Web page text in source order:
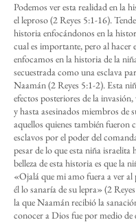
Podemos ver esta realidad en la
el leproso (2 Reyes 5:1-16).
historia enfocándonos en la
cual es importante, pero al hacer
enfocamos en la historia de la
secuestrada como una esclava
Naamán (2 Reyes 5:1-2). Esta
efectos posteriores de la
y hasta asesinados miembros de
aquellos quienes también fueron
esclavos por el poder del
pesar de lo que esta niña israelita
belleza de esta historia es que la
«Ojalá que mi amo fuera a ver al
él lo sanaría de su lepra» (2
la que Naamán recibió la
conocer a Dios fue por medio de